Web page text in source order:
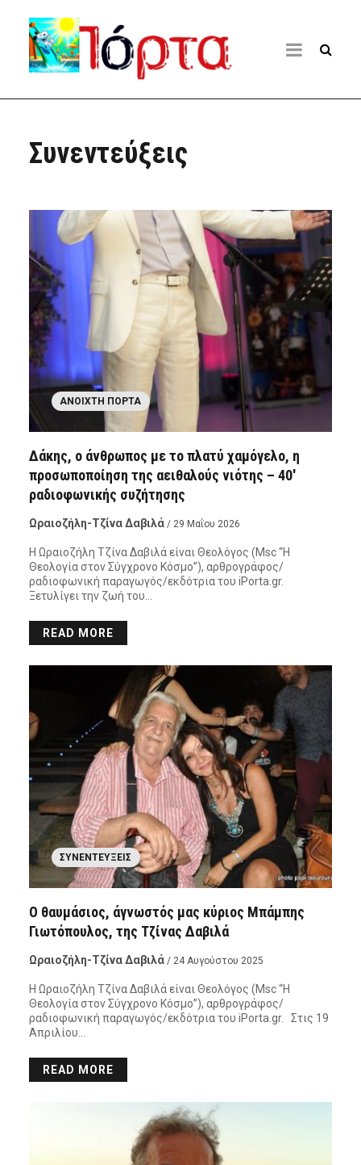
Συνεντεύξεις
ΑΝΟΙΧΤΉ ΠΌΡΤΑ
Δάκης, ο άνθρωπος με το πλατύ χαμόγελο, η
προσωποποίηση της αειθαλούς νιότης – 40′
ραδιοφωνικής συζήτησης
Ωραιοζήλη-Τζίνα Δαβιλά / 29 Μαΐου 2026
Η Ωραιοζήλη Τζίνα Δαβιλά είναι Θεολόγος (Msc “Η
Θεολογία στον Σύγχρονο Κόσμο”), αρθρογράφος/
ραδιοφωνική παραγωγός/εκδότρια του iPorta.gr.
Ξετυλίγει την ζωή του…
READ MORE
ΣΥΝΕΝΤΕΎΞΕΙΣ
Ο θαυμάσιος, άγνωστός μας κύριος Μπάμπης
Γιωτόπουλος, της Τζίνας Δαβιλά
Ωραιοζήλη-Τζίνα Δαβιλά / 24 Αυγούστου 2025
Η Ωραιοζήλη Τζίνα Δαβιλά είναι Θεολόγος (Msc “Η
Θεολογία στον Σύγχρονο Κόσμο”), αρθρογράφος/
ραδιοφωνική παραγωγός/εκδότρια του iPorta.gr. Στις 19
Απριλίου…
READ MORE